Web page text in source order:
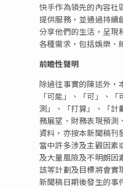
快手作為領先的內容社
提供服務，並通過持續
分享他們的生活，呈現
各種需求，包括娛樂、
前瞻性聲明
除過往事實的陳述外，
「可能」、「可」、
測」、「打算」、「計
務展望、財務表現預測
資料，亦按本新聞稿刊
當中許多涉及主觀因素
及大量風險及不明朗因
該等計劃及目標將會實
新聞稿日期後發生的事